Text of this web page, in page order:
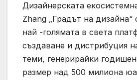
Дизайнерската
Zhang „Градът на дизайна“
най -голямата в света
създаване и дистрибуция
теми, генерирайки
размер над 500 милиона